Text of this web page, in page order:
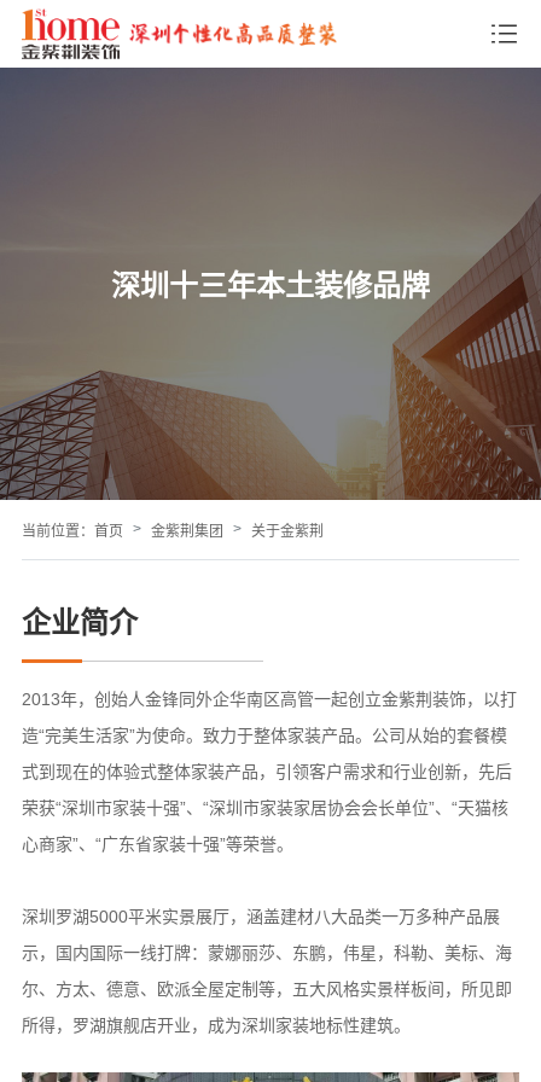
深圳十三年本土装修品牌
当前位置： 首页 金紫荆集团 关于金紫荆
企业简介
2013年，创始人金锋同外企华南区高管一起创立金紫荆装饰，以打
造“完美生活家”为使命。致力于整体家装产品。公司从始的套餐模
式到现在的体验式整体家装产品，引领客户需求和行业创新，先后
荣获“深圳市家装十强”、“深圳市家装家居协会会长单位”、“天猫核
心商家”、“广东省家装十强”等荣誉。
深圳罗湖5000平米实景展厅，涵盖建材八大品类一万多种产品展
示，国内国际一线打牌：蒙娜丽莎、东鹏，伟星，科勒、美标、海
尔、方太、德意、欧派全屋定制等，五大风格实景样板间，所见即
所得，罗湖旗舰店开业，成为深圳家装地标性建筑。